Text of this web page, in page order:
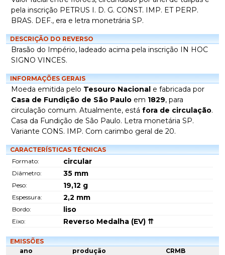
pela inscrição PETRUS I. D. G. CONST. IMP. ET PERP.
BRAS. DEF., era e letra monetrária SP.
DESCRIÇÃO DO REVERSO
Brasão do Império, ladeado acima pela inscrição IN HOC
SIGNO VINCES.
INFORMAÇÕES GERAIS
Moeda emitida pelo Tesouro Nacional e fabricada por
Casa de Fundição de São Paulo em 1829, para
circulação comum. Atualmente, está fora de circulação.
Casa da Fundição de São Paulo. Letra monetária SP.
Variante CONS. IMP. Com carimbo geral de 20.
CARACTERÍSTICAS TÉCNICAS
Formato:
circular
Diâmetro: 35 mm
Peso: 19,12 g
Espessura: 2,2 mm
Bordo: liso
Eixo: Reverso Medalha (EV) ⇈
EMISSÕES
ano
produção CRMB